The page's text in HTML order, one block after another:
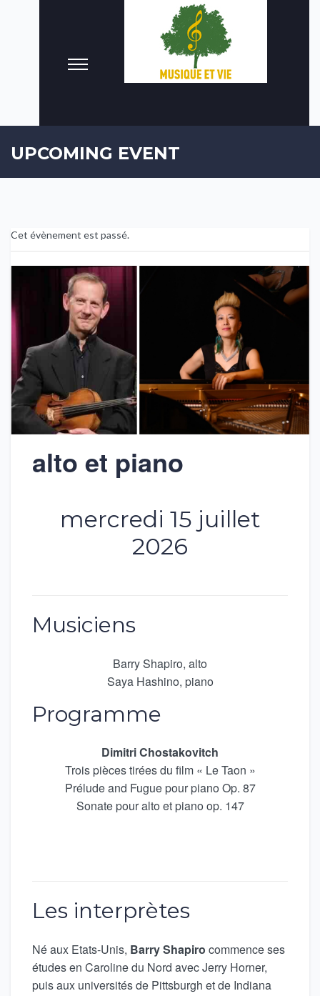
UPCOMING EVENT
Cet évènement est passé.
alto et piano
mercredi 15 juillet
2026
Musiciens
Barry Shapiro, alto
Saya Hashino, piano
Programme
Dimitri Chostakovitch
Trois pièces tirées du film « Le Taon »
Prélude and Fugue pour piano Op. 87
Sonate pour alto et piano op. 147
Les interprètes
Né aux Etats-Unis, Barry Shapiro commence ses
études en Caroline du Nord avec Jerry Horner,
puis aux universités de Pittsburgh et de Indiana